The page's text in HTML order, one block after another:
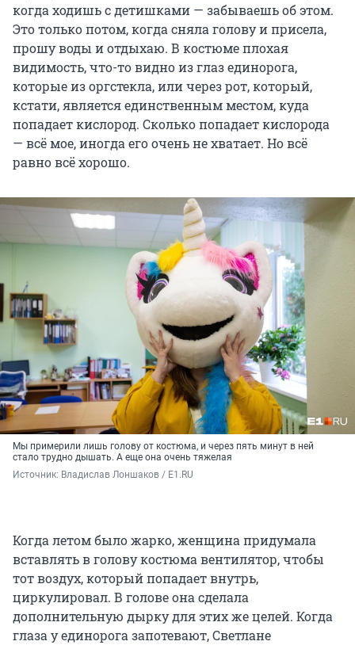
когда ходишь с детишками — забываешь об этом.
Это только потом, когда сняла голову и присела,
прошу воды и отдыхаю. В костюме плохая
видимость, что-то видно из глаз единорога,
которые из оргстекла, или через рот, который,
кстати, является единственным местом, куда
попадает кислород. Сколько попадает кислорода
— всё мое, иногда его очень не хватает. Но всё
равно всё хорошо.
Мы примерили лишь голову от костюма, и через пять минут в ней
стало трудно дышать. А еще она очень тяжелая
Источник: Владислав Лоншаков / E1.RU
Когда летом было жарко, женщина придумала
вставлять в голову костюма вентилятор, чтобы
тот воздух, который попадает внутрь,
циркулировал. В голове она сделала
дополнительную дырку для этих же целей. Когда
глаза у единорога запотевают, Светлане